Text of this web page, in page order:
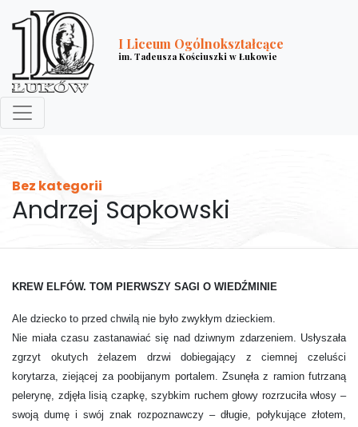
I Liceum Ogólnokształcące
im. Tadeusza Kościuszki w Łukowie
Bez kategorii
Andrzej Sapkowski
KREW ELFÓW. TOM PIERWSZY SAGI O WIEDŹMINIE
Ale dziecko to przed chwilą nie było zwykłym dzieckiem.
Nie miała czasu zastanawiać się nad dziwnym zdarzeniem. Usłyszała
zgrzyt okutych żelazem drzwi dobiegający z ciemnej czeluści
korytarza, ziejącej za poobijanym portalem. Zsunęła z ramion futrzaną
pelerynę, zdjęła lisią czapkę, szybkim ruchem głowy rozrzuciła włosy –
swoją dumę i swój znak rozpoznawczy – długie, połykujące złotem,